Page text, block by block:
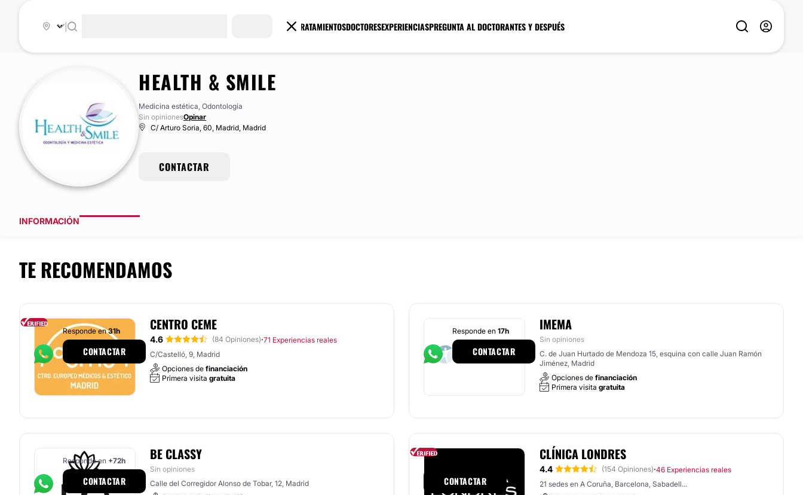
TRATAMIENTOSDOCTORESEXPERIENCIASPREGUNTA AL DOCTORANTES Y DESPUÉS
HEALTH & SMILE
Medicina estética, Odontología
Sin opinionesOpinar
C/ Arturo Soria, 60, Madrid, Madrid
CONTACTAR
INFORMACIÓN
TE RECOMENDAMOS
CENTRO CEME
4.6 (84 Opiniones)·71 Experiencias reales
C/Castelló, 9, Madrid
Opciones de financiación
Primera visita gratuita
Responde en31h
CONTACTAR
IMEMA
Sin opiniones
C. de Juan Hurtado de Mendoza 15, esquina con calle Juan Ramón
Jiménez, Madrid
Opciones de financiación
Primera visita gratuita
Responde en 17h
CONTACTAR
BE CLASSY
Sin opiniones
Calle del Corregidor Alonso de Tobar, 12, Madrid
Responde en +72h
CONTACTAR
CLÍNICA LONDRES
4.4 (154 Opiniones)·46 Experiencias reales
21 sedes en A Coruña, Barcelona, Sabadell...
CONTACTAR